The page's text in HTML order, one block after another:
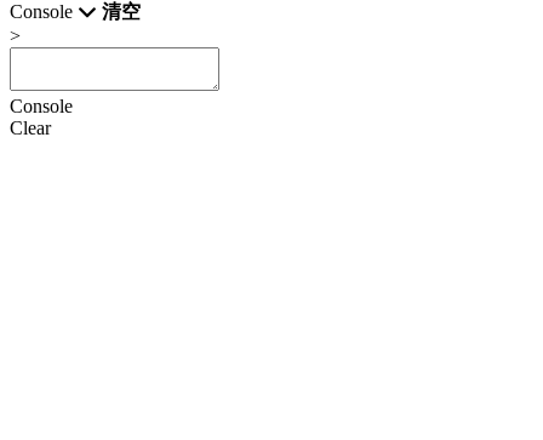
Console
清空
>
Console
Clear